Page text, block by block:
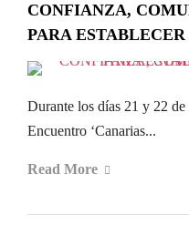
CONFIANZA,
PARA
Durante los días 21 y 22
Encuentro ‘Canarias...
Read More